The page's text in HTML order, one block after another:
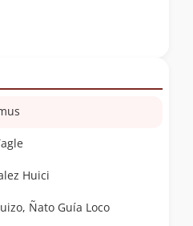
Huici
Ñato Guía Loco